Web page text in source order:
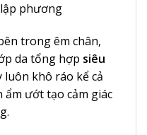
phương
trong êm chân,
da tổng hợp siêu
luôn khô ráo kể cả
ướt tạo cảm giác